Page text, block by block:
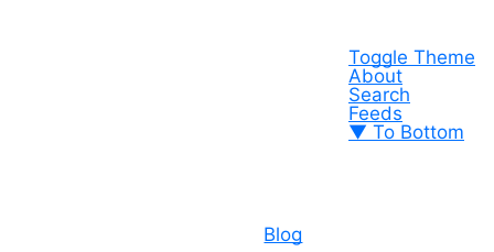
Toggle Theme
About
Search
Feeds
▼ To Bottom
Blog